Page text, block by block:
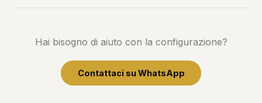
Hai bisogno di aiuto con la configurazione?
Contattaci su WhatsApp